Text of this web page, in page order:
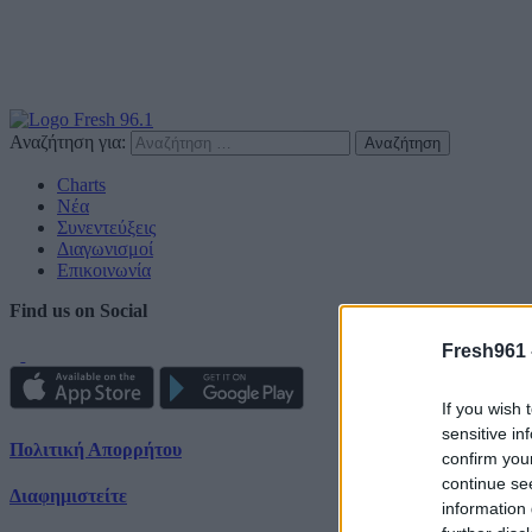
Fresh961
If you wish
sensitive
confirm
continue
information
Αναζήτηση για:
Charts
Νέα
Συνεντεύξεις
Διαγωνισμοί
Επικοινωνία
Find us on Social
Πολιτική Απορρήτου
Διαφημιστείτε